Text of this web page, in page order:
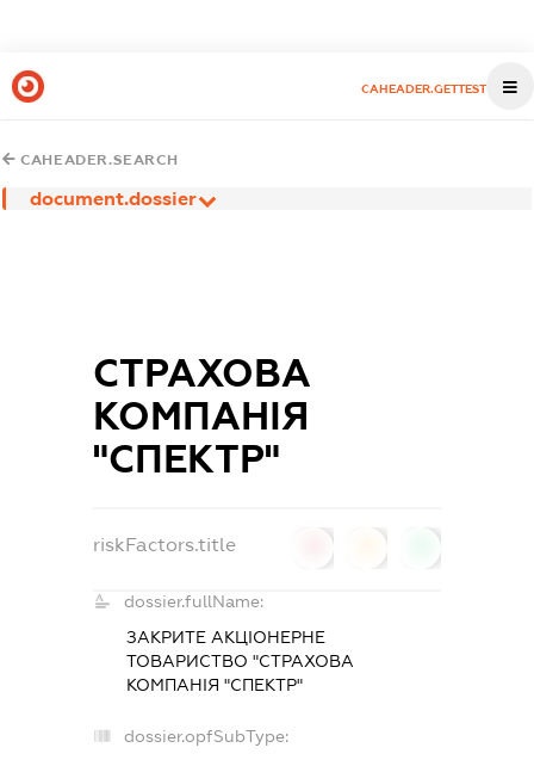
CAHEADER.GETTEST
CAHEADER.SEARCH
document.dossier
СТРАХОВА
КОМПАНІЯ
"СПЕКТР"
riskFactors.title
dossier.fullName:
ЗАКРИТЕ АКЦІОНЕРНЕ
ТОВАРИСТВО "СТРАХОВА
КОМПАНІЯ "СПЕКТР"
dossier.opfSubType: